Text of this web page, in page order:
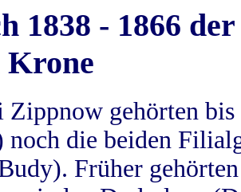
1838 - 1866
Krone
Zippnow gehörten
noch die beiden
Früher